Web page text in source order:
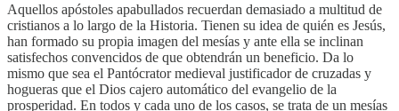
Aquellos apóstoles apabullados recuerdan demasiado a multitud de
cristianos a lo largo de la Historia. Tienen su idea de quién es Jesús,
han formado su propia imagen del mesías y ante ella se inclinan
satisfechos convencidos de que obtendrán un beneficio. Da lo
mismo que sea el Pantócrator medieval justificador de cruzadas y
hogueras que el Dios cajero automático del evangelio de la
prosperidad. En todos y cada uno de los casos, se trata de un mesías